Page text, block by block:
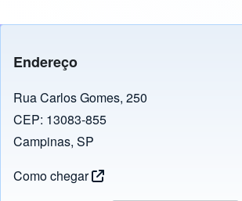
e
b
o
o
k
gr s e y
Endereço
Rua Carlos Gomes, 250
CEP: 13083-855
Campinas, SP
Como chegar